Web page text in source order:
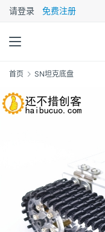
请登录 免费注册
首页 SN坦克底盘